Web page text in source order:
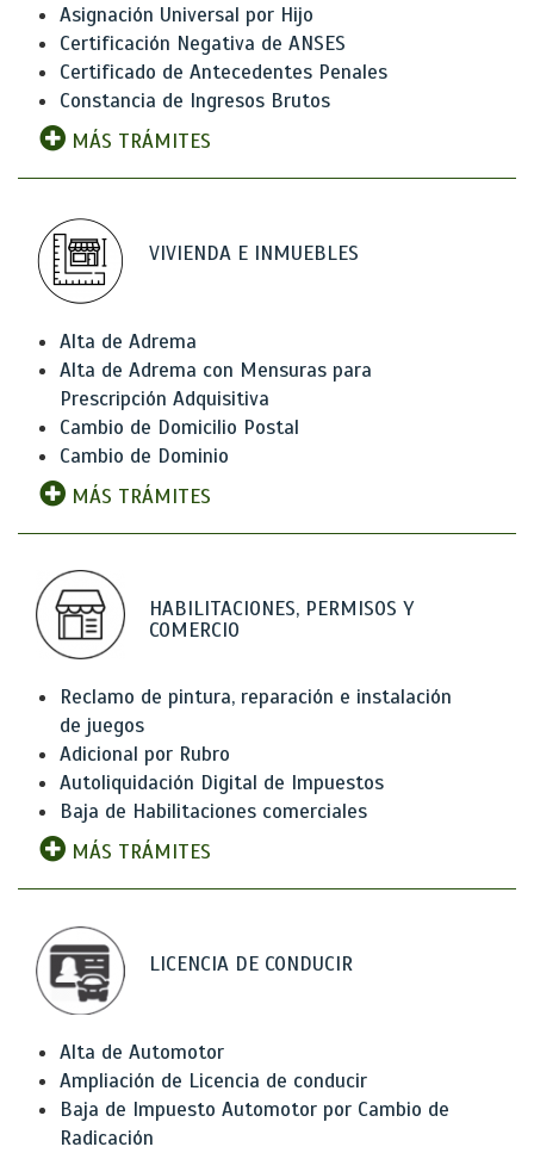
Asignación Universal por Hijo
Certificación Negativa de ANSES
Certificado de Antecedentes Penales
Constancia de Ingresos Brutos
MÁS TRÁMITES
VIVIENDA E INMUEBLES
Alta de Adrema
Alta de Adrema con Mensuras para
Prescripción Adquisitiva
Cambio de Domicilio Postal
Cambio de Dominio
MÁS TRÁMITES
HABILITACIONES, PERMISOS Y
COMERCIO
Reclamo de pintura, reparación e instalación
de juegos
Adicional por Rubro
Autoliquidación Digital de Impuestos
Baja de Habilitaciones comerciales
MÁS TRÁMITES
LICENCIA DE CONDUCIR
Alta de Automotor
Ampliación de Licencia de conducir
Baja de Impuesto Automotor por Cambio de
Radicación